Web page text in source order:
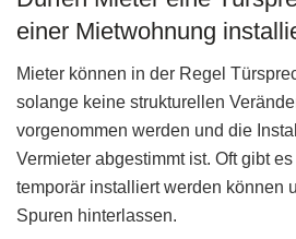
einer Mietwohnung
Mieter können in der Regel
solange keine strukturellen
vorgenommen werden und die
Vermieter abgestimmt ist. Oft gibt
temporär installiert werden können
Spuren hinterlassen.